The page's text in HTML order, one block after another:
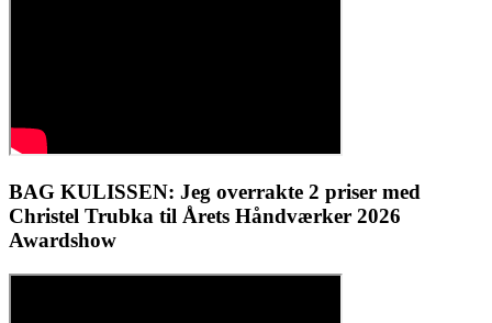
BAG KULISSEN: Jeg overrakte 2 priser med
Christel Trubka til Årets Håndværker 2026
Awardshow